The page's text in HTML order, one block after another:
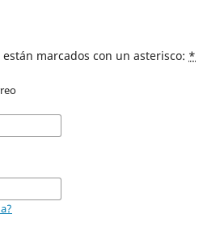
marcados con un asterisco: *